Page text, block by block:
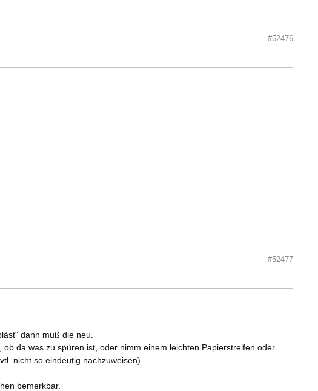
#52476
#52477
dann muß die neu.
da was zu spüren ist, oder nimm einem leichten Papierstreifen oder
nicht so eindeutig nachzuweisen)
bemerkbar.